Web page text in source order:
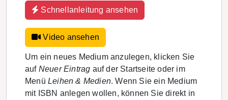
Schnellanleitung ansehen
Video ansehen
Um ein neues Medium anzulegen, klicken Sie
auf Neuer Eintrag auf der Startseite oder im
Menü Leihen & Medien. Wenn Sie ein Medium
mit ISBN anlegen wollen, können Sie direkt in